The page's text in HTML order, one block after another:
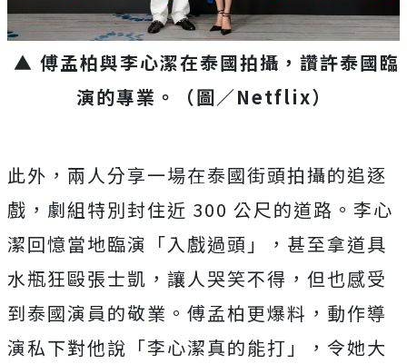
▲ 傅孟柏與李心潔在泰國拍攝，讚許泰國臨
演的專業。
（圖／Netflix）
此外，兩人分享一場在泰國街頭拍攝的追逐
戲，劇組特別封住近 300 公尺的道路。李心
潔回憶當地臨演「入戲過頭」，甚至拿道具
水瓶狂毆張士凱，讓人哭笑不得，但也感受
到泰國演員的敬業。傅孟柏更爆料，動作導
演私下對他說「李心潔真的能打」，令她大